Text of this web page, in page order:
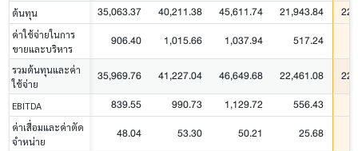
ต้นทุน 35,063.37 40,211.38 45,611.74 21,943.84
ค่าใช้จ่ายในการ
ขายและบริหาร
906.40 1,015.66 1,037.94 517.24
รวมต้นทุนและค่า
ใช้จ่าย
35,969.76 41,227.04 46,649.68 22,461.08
EBITDA 839.55 990.73 1,129.72 556.43
ค่าเสื่อมและค่าตัด
จำหน่าย
48.04 53.30 50.21 25.68